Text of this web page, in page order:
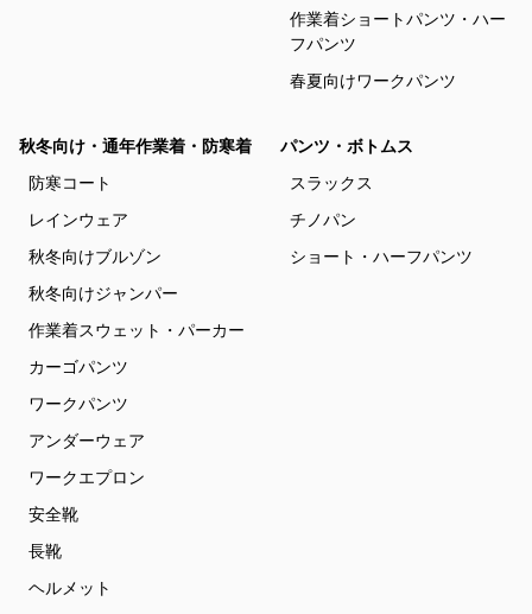
作業着ショートパンツ・ハー
フパンツ
春夏向けワークパンツ
秋冬向け・通年作業着・防寒着
防寒コート
レインウェア
秋冬向けブルゾン
秋冬向けジャンパー
作業着スウェット・パーカー
カーゴパンツ
ワークパンツ
アンダーウェア
ワークエプロン
安全靴
長靴
ヘルメット
パンツ・ボトムス
スラックス
チノパン
ショート・ハーフパンツ